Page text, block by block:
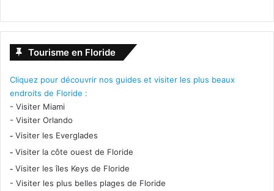
Tourisme en Floride
Cliquez pour découvrir nos guides et visiter les plus beaux
endroits de Floride :
- Visiter Miami
- Visiter Orlando
- Visiter les Everglades
- Visiter la côte ouest de Floride
- Visiter les îles Keys de Floride
- Visiter les plus belles plages de Floride